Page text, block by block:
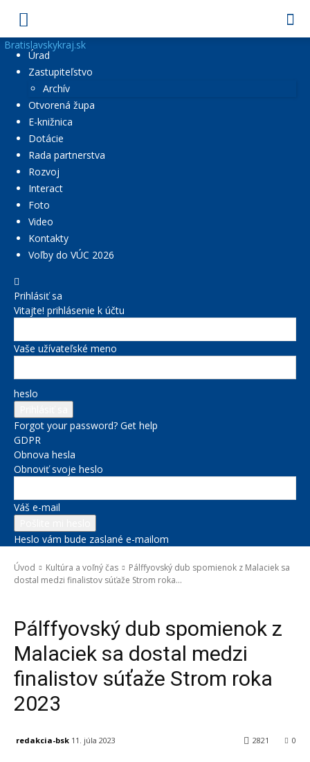
Bratislavskykraj.sk
Úrad
Zastupiteľstvo
Archív
Otvorená župa
E-knižnica
Dotácie
Rada partnerstva
Rozvoj
Interact
Foto
Video
Kontakty
Voľby do VÚC 2026
Prihlásiť sa
Vitajte! prihlásenie k účtu
Vaše užívateľské meno
heslo
Forgot your password? Get help
GDPR
Obnova hesla
Obnoviť svoje heslo
Váš e-mail
Heslo vám bude zaslané e-mailom
Úvod Kultúra a voľný čas
Pálffyovský dub spomienok z Malaciek sa
dostal medzi finalistov súťaže Strom roka...
Pálffyovský dub spomienok z
Malaciek sa dostal medzi
finalistov súťaže Strom roka
2023
redakcia-bsk 11. júla 2023 0
2821